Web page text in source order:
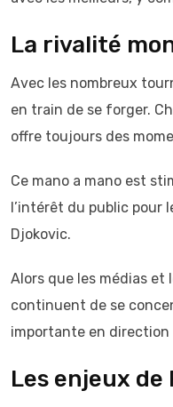
La rivalité
Avec les nombreux
en train de se forger.
offre toujours des
Ce mano a mano est
l’intérêt du public pour
Djokovic.
Alors que les médias
continuent de se
importante en direction
Les enjeux